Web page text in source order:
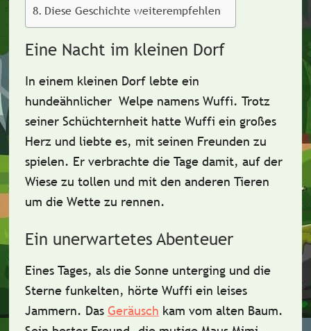
Diese Geschichte weiterempfehlen
Eine Nacht im kleinen Dorf
In einem kleinen Dorf lebte ein
hundeähnlicher Welpe namens Wuffi. Trotz
seiner Schüchternheit hatte Wuffi ein großes
Herzund liebte es, mit seinen Freunden zu
spielen. Er verbrachte die Tage damit, auf der
Wiese zu tollen und mit den anderen Tieren
um die Wette zu rennen.
Ein unerwartetes Abenteuer
Eines Tages, als die Sonne unterging und die
Sterne funkelten, hörte Wuffi ein leises
Jammern. Das Geräusch kam vom alten Baum.